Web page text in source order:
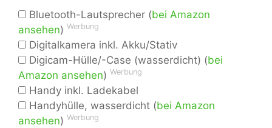
Bluetooth-Lautsprecher (bei Amazon
ansehen) Werbung
Digitalkamera inkl. Akku/Stativ
Digicam-Hülle/-Case (wasserdicht) (bei
Amazon ansehen) Werbung
Handy inkl. Ladekabel
Handyhülle, wasserdicht (bei Amazon
ansehen) Werbung